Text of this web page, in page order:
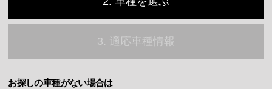
3. 適応車種情報
お探しの車種がない場合は